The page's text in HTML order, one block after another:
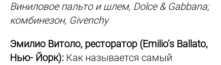
Виниловое пальто и шлем, Dolce & Gabbana;
комбинезон, Givenchy
Эмилио Витоло, ресторатор (Emilio’s Ballato,
Нью- Йорк): Как называется самый